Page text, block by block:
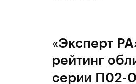
«Эксперт
рейтинг
серии П02-